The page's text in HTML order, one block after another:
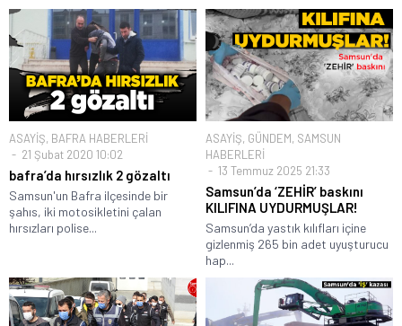
ASAYİŞ, BAFRA HABERLERİ
21 Şubat 2020 10:02
bafra’da hırsızlık 2 gözaltı
Samsun'un Bafra ilçesinde bir
şahıs, iki motosikletini çalan
hırsızları polise...
ASAYİŞ, GÜNDEM, SAMSUN
HABERLERİ
13 Temmuz 2025 21:33
Samsun’da ‘ZEHİR’ baskını
KILIFINA UYDURMUŞLAR!
Samsun’da yastık kılıfları içine
gizlenmiş 265 bin adet uyuşturucu
hap...